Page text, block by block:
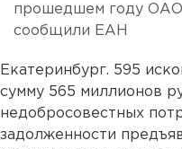
прошедшем году ОАО
сообщили ЕАН
Екатеринбург. 595
сумму 565 миллионов
недобросовестных
задолженности